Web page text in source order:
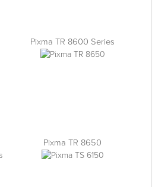
Pixma TR 8600 Series
Pixma TR 8650